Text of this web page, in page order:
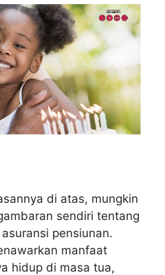
di atas, mungkin
sendiri tentang
pensiunan.
manfaat
hidup di masa tua,